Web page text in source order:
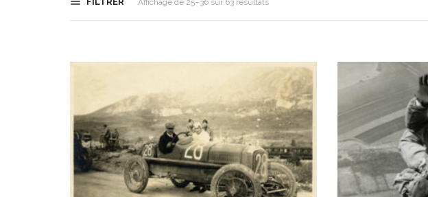
Affichage de 25–36 sur 63 résultats
plus
ancien